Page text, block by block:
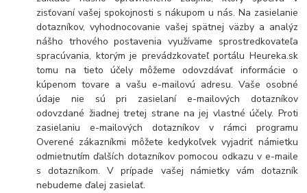
zisťovaní vašej spokojnosti s nákupom u nás. Na zasielanie
dotazníkov, vyhodnocovanie vašej spätnej väzby a analýz
nášho trhového postavenia využívame sprostredkovateľa
spracúvania, ktorým je prevádzkovateľ portálu Heureka.sk
tomu na tieto účely môžeme odovzdávať informácie o
kúpenom tovare a vašu e-mailovú adresu. Vaše osobné
údaje nie sú pri zasielaní e-mailových dotazníkov
odovzdané žiadnej tretej strane na jej vlastné účely. Proti
zasielaniu e-mailových dotazníkov v rámci programu
Overené zákazníkmi môžete kedykoľvek vyjadriť námietku
odmietnutím ďalších dotazníkov pomocou odkazu v e-maile
s dotazníkom. V prípade vašej námietky vám dotazník
nebudeme ďalej zasielať.